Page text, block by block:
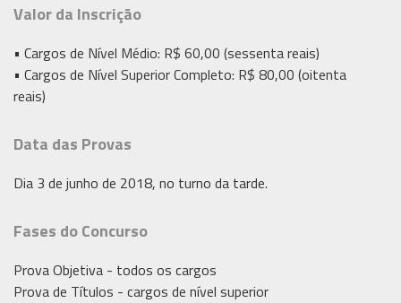
Valor da Inscrição
• Cargos de Nível Médio: R$ 60,00 (sessenta reais)
• Cargos de Nível Superior Completo: R$ 80,00 (oitenta
reais)
Data das Provas
Dia 3 de junho de 2018, no turno da tarde.
Fases do Concurso
Prova Objetiva - todos os cargos
Prova de Títulos - cargos de nível superior